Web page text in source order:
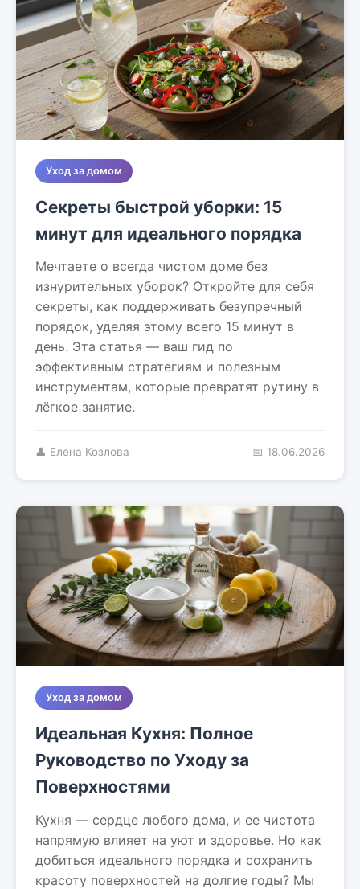
Уход за домом
Секреты быстрой уборки: 15
минут для идеального порядка
Мечтаете о всегда чистом доме без
изнурительных уборок? Откройте для себя
секреты, как поддерживать безупречный
порядок, уделяя этому всего 15 минут в
день. Эта статья — ваш гид по
эффективным стратегиям и полезным
инструментам, которые превратят рутину в
лёгкое занятие.
👤 Елена Козлова 📅 18.06.2026
Уход за домом
Идеальная Кухня: Полное
Руководство по Уходу за
Поверхностями
Кухня — сердце любого дома, и ее чистота
напрямую влияет на уют и здоровье. Но как
добиться идеального порядка и сохранить
красоту поверхностей на долгие годы? Мы